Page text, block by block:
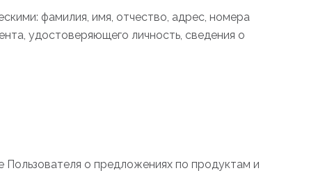
фамилия, имя, отчество, адрес, номера
удостоверяющего личность, сведения о
о предложениях по продуктам и